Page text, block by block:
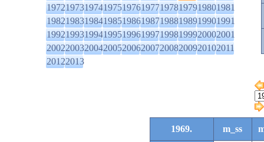
1972197319741975197619771978197919801981
1982198319841985198619871988198919901991
1992199319941995199619971998199920002001
2002200320042005200620072008200920102011
20122013
1969. m_ss